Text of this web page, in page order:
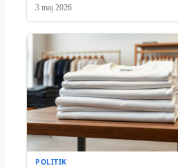
3 maj 2026
POLITIK